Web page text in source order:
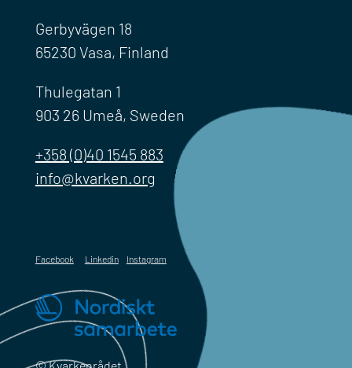
Gerbyvägen 18
65230 Vasa, Finland
Thulegatan 1
903 26 Umeå, Sweden
+358 (0)40 1545 883
info@kvarken.org
Facebook Linkedin Instagram